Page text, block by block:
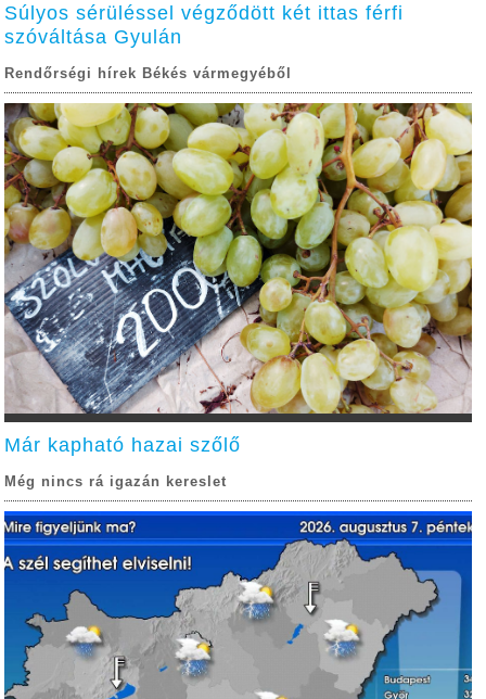
Súlyos sérüléssel végződött két ittas férfi
szóváltása Gyulán
Rendőrségi hírek Békés vármegyéből
Már kapható hazai szőlő
Még nincs rá igazán kereslet